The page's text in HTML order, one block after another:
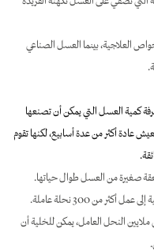
العلاجية، بينما العسل الصناعي
كمية العسل التي يمكن أن تصنعها
عادة أكثر من عدة أسابيع، لكنها تقوم
النحل العامل، يمكن للخلية أن